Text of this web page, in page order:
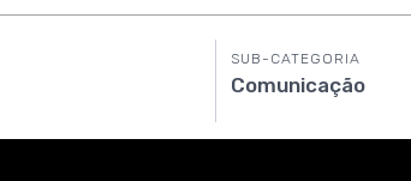
SUB-CATEGORIA
Comunicação